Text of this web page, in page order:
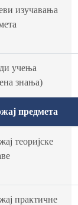
изучавања
учења
знања)
предмета
теоријске
практичне